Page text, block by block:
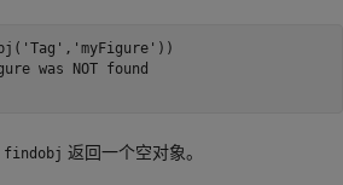
'Tag' , 'myFigure' ))
was NOT found
findobj 返回一个空对象。